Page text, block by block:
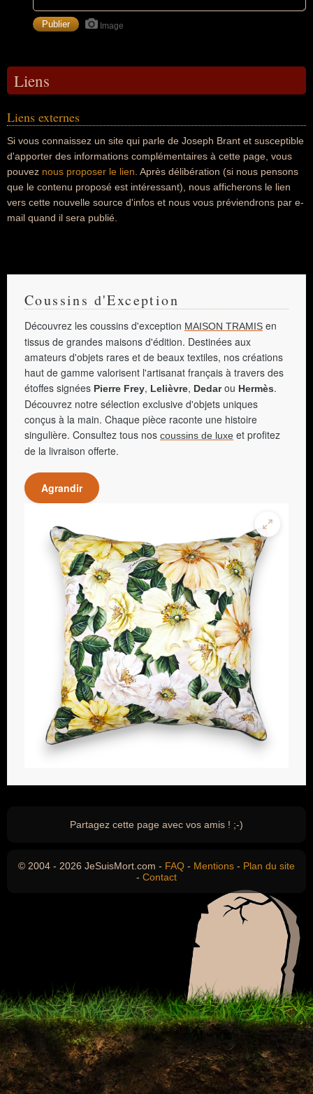
Image
Liens
Liens externes
Si vous connaissez un site qui parle de Joseph Brant et susceptible
d'apporter des informations complémentaires à cette page, vous
pouvez nous proposer le lien . Après délibération (si nous pensons
que le contenu proposé est intéressant), nous afficherons le lien
vers cette nouvelle source d'infos et nous vous préviendrons par e-
mail quand il sera publié.
Coussins d'Exception
Découvrez les coussins d'exception MAISON TRAMIS en
tissus de grandes maisons d'édition. Destinées aux
amateurs d'objets rares et de beaux textiles, nos créations
haut de gamme valorisent l'artisanat français à travers des
étoffes signées Pierre Frey, Lelièvre, Dedarou Hermès.
Découvrez notre sélection exclusive d'objets uniques
conçus à la main. Chaque pièce raconte une histoire
singulière. Consultez tous nos coussins de luxe et profitez
de la livraison offerte.
Agrandir
Partagez cette page avec vos amis ! ;-)
© 2004 - 2026 JeSuisMort.com - FAQ - Mentions - Plan du site
- Contact